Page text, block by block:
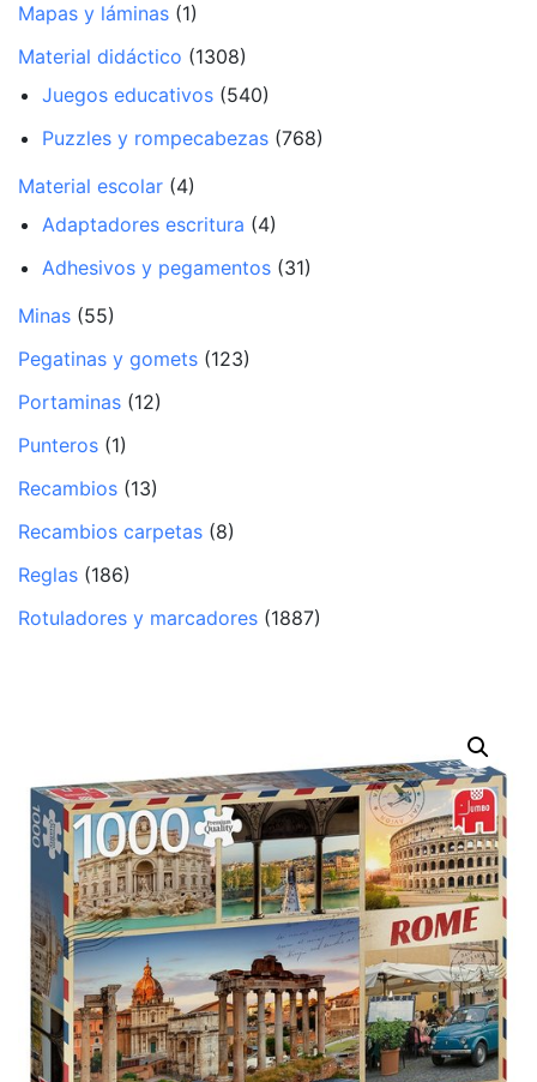
Mapas y láminas (1)
Material didáctico (1308)
Juegos educativos (540)
Puzzles y rompecabezas (768)
Material escolar (4)
Adaptadores escritura (4)
Adhesivos y pegamentos (31)
Minas (55)
Pegatinas y gomets (123)
Portaminas (12)
Punteros (1)
Recambios (13)
Recambios carpetas (8)
Reglas (186)
Rotuladores y marcadores (1887)